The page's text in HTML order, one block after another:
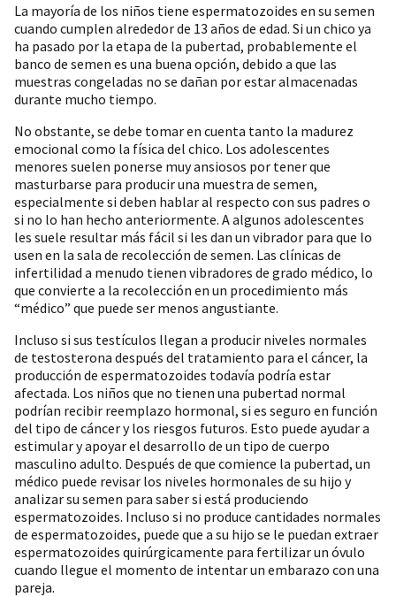
La mayoría de los niños tiene espermatozoides en su semen
cuando cumplen alrededor de 13 años de edad. Si un chico ya
ha pasado por la etapa de la pubertad, probablemente el
banco de semen es una buena opción, debido a que las
muestras congeladas no se dañan por estar almacenadas
durante mucho tiempo.
No obstante, se debe tomar en cuenta tanto la madurez
emocional como la física del chico. Los adolescentes
menores suelen ponerse muy ansiosos por tener que
masturbarse para producir una muestra de semen,
especialmente si deben hablar al respecto con sus padres o
si no lo han hecho anteriormente. A algunos adolescentes
les suele resultar más fácil si les dan un vibrador para que lo
usen en la sala de recolección de semen. Las clínicas de
infertilidad a menudo tienen vibradores de grado médico, lo
que convierte a la recolección en un procedimiento más
“médico” que puede ser menos angustiante.
Incluso si sus testículos llegan a producir niveles normales
de testosterona después del tratamiento para el cáncer, la
producción de espermatozoides todavía podría estar
afectada. Los niños que no tienen una pubertad normal
podrían recibir reemplazo hormonal, si es seguro en función
del tipo de cáncer y los riesgos futuros. Esto puede ayudar a
estimular y apoyar el desarrollo de un tipo de cuerpo
masculino adulto. Después de que comience la pubertad, un
médico puede revisar los niveles hormonales de su hijo y
analizar su semen para saber si está produciendo
espermatozoides. Incluso si no produce cantidades normales
de espermatozoides, puede que a su hijo se le puedan extraer
espermatozoides quirúrgicamente para fertilizar un óvulo
cuando llegue el momento de intentar un embarazo con una
pareja.